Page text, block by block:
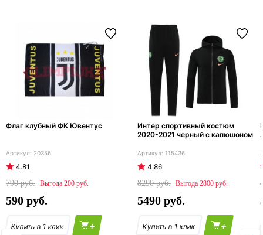
Флаг клубный ФК Ювентус
20356
4.81
790
200
590
+
Интер спортивный костюм
2020-2021 черный с капюшоном
115436
4.86
8290
2800
5490
+